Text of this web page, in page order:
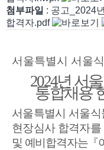
첨부파일 : 공고_2024
합격자.pdf
서울특별시 서울
2024년 서
통합채용
서울특별시 서울
현장심사 합격자를
및 예비합격자는『